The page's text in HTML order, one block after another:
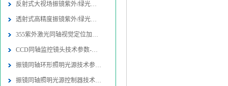
反射式大视场振镜紫外/绿光同轴视觉
透射式高精度振镜紫外/绿光内同轴视
355紫外激光同轴视觉定位加工系统技
CCD同轴监控镜头技术参数-图片-应用
振镜同轴环形照明光源技术参数-图片
振镜同轴照明光源控制器技术参数-图